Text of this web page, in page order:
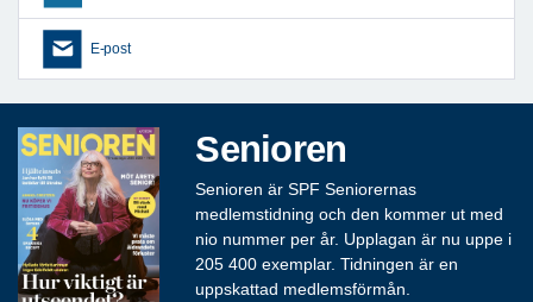
E-post
Senioren
Senioren är SPF Seniorernas
medlemstidning och den kommer ut med
nio nummer per år. Upplagan är nu uppe i
205 400 exemplar. Tidningen är en
uppskattad medlemsförmån.